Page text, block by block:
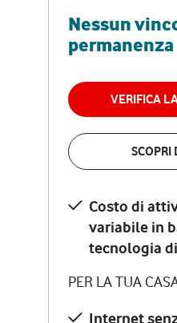
Nessun
permanenza
VERIFICA
SCOPRI
Costo di
variabile in
tecnologia
PER LA TUA
Internet
RETE
Costo
PER LA
la